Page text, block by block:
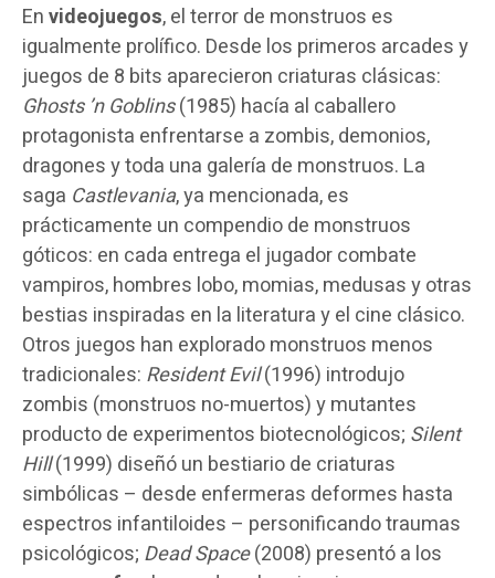
Envideojuegos, el terror de monstruos es
igualmente prolífico. Desde los primeros arcades y
juegos de 8 bits aparecieron criaturas clásicas:
Ghosts ’n Goblins(1985) hacía al caballero
protagonista enfrentarse a zombis, demonios,
dragones y toda una galería de monstruos. La
saga Castlevania, ya mencionada, es
prácticamente un compendio de monstruos
góticos: en cada entrega el jugador combate
vampiros, hombres lobo, momias, medusas y otras
bestias inspiradas en la literatura y el cine clásico.
Otros juegos han explorado monstruos menos
tradicionales: Resident Evil(1996) introdujo
zombis (monstruos no-muertos) y mutantes
producto de experimentos biotecnológicos; Silent
Hill(1999) diseñó un bestiario de criaturas
simbólicas – desde enfermeras deformes hasta
espectros infantiloides – personificando traumas
psicológicos; Dead Space(2008) presentó a los